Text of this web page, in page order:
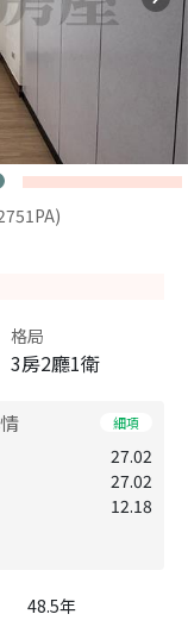
格局
3房2廳1衛
細項
27.02
27.02
12.18
48.5年